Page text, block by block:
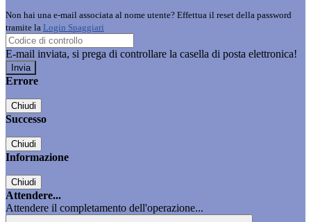
Non hai una e-mail associata al nome utente? Effettua il reset della password
tramite la Login Spaggiari
E-mail inviata, si prega di controllare la casella di posta elettronica!
Errore
Chiudi
Successo
Chiudi
Informazione
Chiudi
Attendere...
Attendere il completamento dell'operazione...